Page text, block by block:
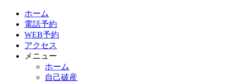
ホーム
電話予約
WEB予約
アクセス
メニュー
ホーム
自己破産